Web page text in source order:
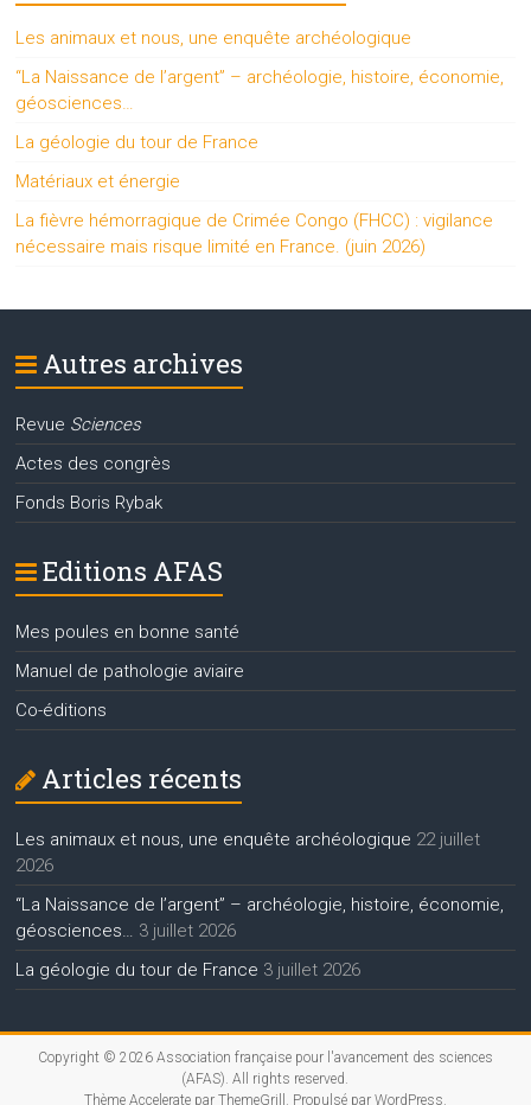
Les animaux et nous, une enquête archéologique
“La Naissance de l’argent” – archéologie, histoire, économie,
géosciences…
La géologie du tour de France
Matériaux et énergie
La fièvre hémorragique de Crimée Congo (FHCC) : vigilance
nécessaire mais risque limité en France. (juin 2026)
Autres archives
Revue Sciences
Actes des congrès
Fonds Boris Rybak
Editions AFAS
Mes poules en bonne santé
Manuel de pathologie aviaire
Co-éditions
Articles récents
Les animaux et nous, une enquête archéologique 22 juillet
2026
“La Naissance de l’argent” – archéologie, histoire, économie,
géosciences… 3 juillet 2026
La géologie du tour de France 3 juillet 2026
Copyright © 2026 Association française pour l'avancement des sciences
(AFAS). All rights reserved.
Thème Acceleratepar ThemeGrill. Propulsé par WordPress.